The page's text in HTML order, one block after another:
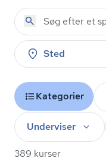
Sted
Kategorier
Underviser
389 kurser